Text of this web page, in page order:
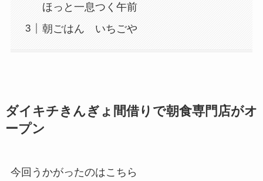
ほっと一息つく午前
朝ごはん いちごや
ダイキチきんぎょ間借りで朝食専門店がオ
ープン
今回うかがったのはこちら